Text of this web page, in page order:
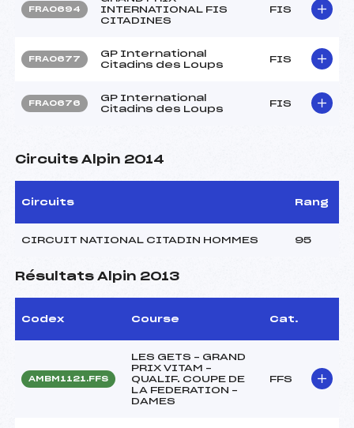
FRA0694
INTERNATIONAL FIS
CITADINES
FIS
FRA0677
GP International
Citadins des Loups
FIS
FRA0676
GP International
Citadins des Loups
FIS
Circuits Alpin 2014
Circuits Rang
CIRCUIT NATIONAL CITADIN HOMMES 95
Résultats Alpin 2013
Codex Course Cat.
AMBM1121.FFS
LES GETS – GRAND
PRIX VITAM –
QUALIF. COUPE DE
LA FEDERATION –
DAMES
FFS